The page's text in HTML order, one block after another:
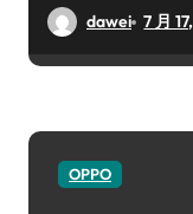
dawei 7 月
OPPO